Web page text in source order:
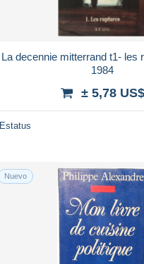
La decennie mitterrand t1- les
1984
± 5,78 US$
Estatus
Nuevo